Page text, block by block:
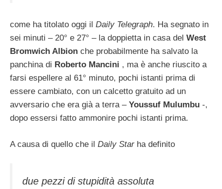
come ha titolato oggi il Daily Telegraph. Ha segnato in
sei minuti – 20° e 27° – la doppietta in casa del West
Bromwich Albion che probabilmente ha salvato la
panchina di Roberto Mancini , ma è anche riuscito a
farsi espellere al 61° minuto, pochi istanti prima di
essere cambiato, con un calcetto gratuito ad un
avversario che era già a terra – Youssuf Mulumbu -,
dopo essersi fatto ammonire pochi istanti prima.
A causa di quello che il Daily Starha definito
due pezzi di stupidità assoluta